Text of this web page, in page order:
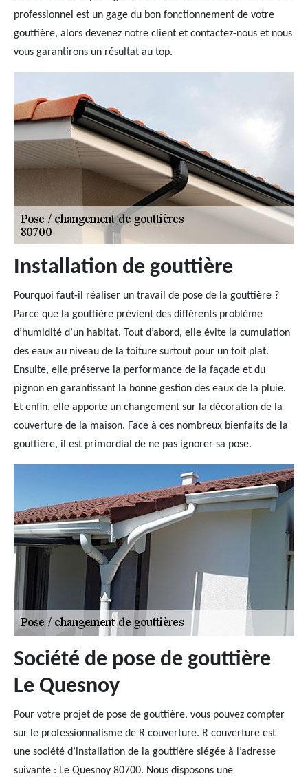
professionnel est un gage du bon fonctionnement de votre
gouttière, alors devenez notre client et contactez-nous et nous
vous garantirons un résultat au top.
Installation de gouttière
Pourquoi faut-il réaliser un travail de pose de la gouttière ?
Parce que la gouttière prévient des différents problème
d’humidité d’un habitat. Tout d’abord, elle évite la cumulation
des eaux au niveau de la toiture surtout pour un toit plat.
Ensuite, elle préserve la performance de la façade et du
pignon en garantissant la bonne gestion des eaux de la pluie.
Et enfin, elle apporte un changement sur la décoration de la
couverture de la maison. Face à ces nombreux bienfaits de la
gouttière, il est primordial de ne pas ignorer sa pose.
Société de pose de gouttière
Le Quesnoy
Pour votre projet de pose de gouttière, vous pouvez compter
sur le professionnalisme de R couverture. R couverture est
une société d’installation de la gouttière siégée à l’adresse
suivante : Le Quesnoy 80700. Nous disposons une